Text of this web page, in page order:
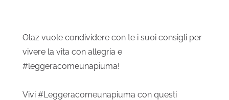
Olaz vuole condividere con te i suoi consigli per
vivere la vita con allegria e
#leggeracomeunapiuma!
Vivi #Leggeracomeunapiuma con questi